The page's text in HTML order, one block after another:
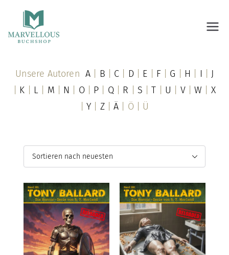
Unsere AutorenA B C D| E F G H I
J
K L M N O| P Q| R S |T U V|W
X
Y Z|Ä | Ö | Ü